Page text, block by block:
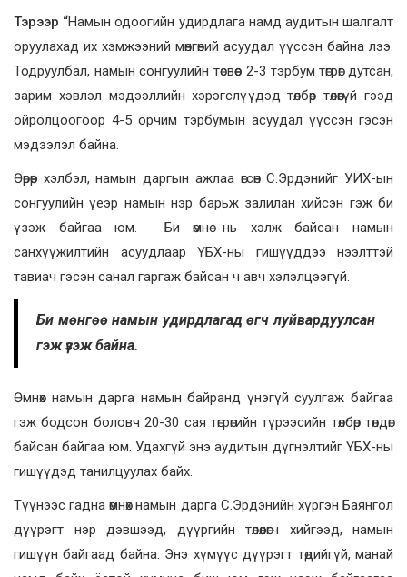
Тэрээр “Намын одоогийн удирдлага намд аудитын шалгалт
оруулахад их хэмжээний мөнгөний асуудал үүссэн байна лээ.
Тодруулбал, намын сонгуулийн төсвөөс 2-3 тэрбум төгрөг дутсан,
зарим хэвлэл мэдээллийн хэрэгслүүдэд төлбөр төлөөгүй гээд
ойролцоогоор 4-5 орчим тэрбумын асуудал үүссэн гэсэн
мэдээлэл байна.
Өөрөөр хэлбэл, намын даргын ажлаа өгсөн С.Эрдэнийг УИХ-ын
сонгуулийн үеэр намын нэр барьж залилан хийсэн гэж би
үзэж байгаа юм. Би өмнө нь хэлж байсан намын
санхүүжилтийн асуудлаар ҮБХ-ны гишүүддээ нээлттэй
тавиач гэсэн санал гаргаж байсан ч авч хэлэлцээгүй.
Би мөнгөө намын удирдлагад өгч луйвардуулсан
гэж үзэж байна.
Өмнөх намын дарга намын байранд үнэгүй суулгаж байгаа
гэж бодсон боловч 20-30 сая төгрөгийн түрээсийн төлбөр төлдөг
байсан байгаа юм. Удахгүй энэ аудитын дүгнэлтийг ҮБХ-ны
гишүүдэд танилцуулах байх.
Түүнээс гадна өмнөх намын дарга С.Эрдэнийн хүргэн Баянгол
дүүрэгт нэр дэвшээд, дүүргийн төлөөлөгч хийгээд, намын
гишүүн байгаад байна. Энэ хүмүүс дүүрэгт төдийгүй, манай